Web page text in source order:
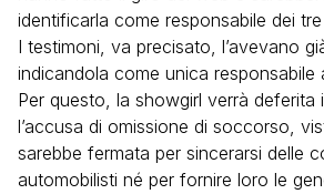
identificarla come responsabile dei
I testimoni, va precisato, l’avevano
indicandola come unica responsabile
Per questo, la showgirl verrà deferita
l’accusa di omissione di soccorso,
sarebbe fermata per sincerarsi delle
automobilisti né per fornire loro le